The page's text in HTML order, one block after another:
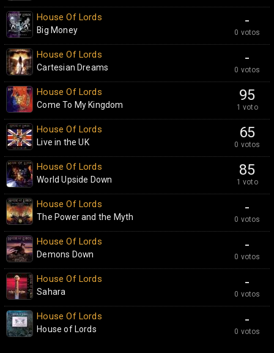
-
0 votos
House Of Lords
Big Money
-
0 votos
House Of Lords
Cartesian Dreams
95
1 voto
House Of Lords
Come To My Kingdom
65
0 votos
House Of Lords
Live in the UK
85
1 voto
House Of Lords
World Upside Down
-
0 votos
House Of Lords
The Power and the Myth
-
0 votos
House Of Lords
Demons Down
-
0 votos
House Of Lords
Sahara
-
0 votos
House Of Lords
House of Lords